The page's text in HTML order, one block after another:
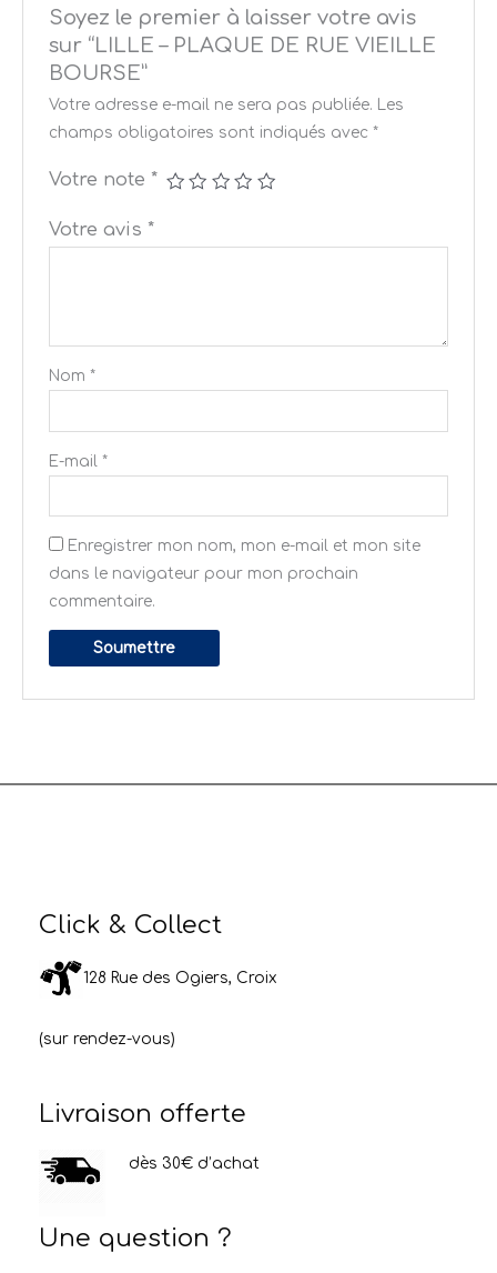
Soyez le premier à laisser votre avis
sur “LILLE – PLAQUE DE RUE VIEILLE
BOURSE”
Votre adresse e-mail ne sera pas publiée. Les
champs obligatoires sont indiqués avec *
Votre note *
Votre avis *
Nom *
E-mail *
Enregistrer mon nom, mon e-mail et mon site
dans le navigateur pour mon prochain
commentaire.
Click & Collect
128 Rue des Ogiers, Croix
(sur rendez-vous)
Livraison offerte
dès 30€ d’achat
Une question ?